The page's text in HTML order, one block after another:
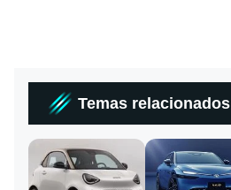
Temas relacionados